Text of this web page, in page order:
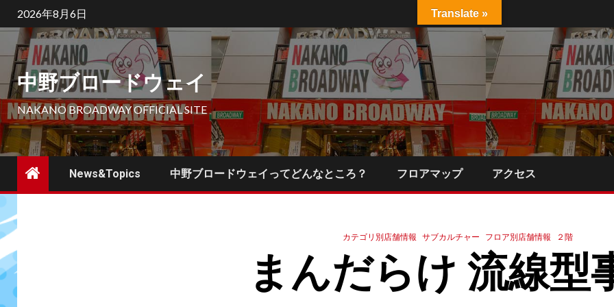
2026年8月6日
中野ブロードウェイ
NAKANO BROADWAY OFFICIAL SITE
News&Topics 中野ブロードウェイってどんなところ？ フロアマップ アクセス
カテゴリ別店舗情報 サブカルチャー フロア別店舗情報 ２階
まんだらけ 流線型
Translate »